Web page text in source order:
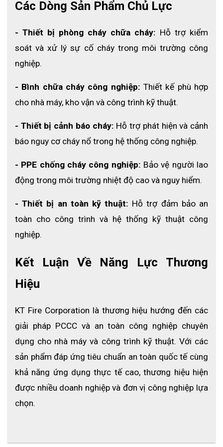
5
PVC:
7
Găng tay bảo hộ:
8
Túi đựng chất thải:
1 cuộn
Tem dán trên thùng chứa: 1 chiếc
Thùng chứa có bánh xe và nắp
1 chiếc
3. Ưu điểm nổi bật của bộ ứng cứu
tràn hóa chất CSK-120L
3.1 Xử lý nhanh sự cố tràn hóa chất
Các vật tư thấm hút chuyên dụng giúp thấm nhanh dầu,
ô nhiễm.
3.2 Trang bị đầy đủ dụng cụ bảo hộ
quần áo chống hóa chất, giúp bảo vệ người xử lý khỏi
tiếp xúc trực tiếp với chất nguy hại.
Các Dòng Sản Phẩm Chủ Lực
- Thiết bị phòng cháy chữa cháy: Hỗ trợ kiểm
soát và xử lý sự cố cháy trong môi trường công
nghiệp.
- Bình chữa cháy công nghiệp: Thiết kế phù hợp
cho nhà máy, kho vận và công trình kỹ thuật.
- Thiết bị cảnh báo cháy: Hỗ trợ phát hiện và cảnh
báo nguy cơ cháy nổ trong hệ thống công nghiệp.
- PPE chống cháy công nghiệp: Bảo vệ người lao
động trong môi trường nhiệt độ cao và nguy hiểm.
- Thiết bị an toàn kỹ thuật: Hỗ trợ đảm bảo an
toàn cho công trình và hệ thống kỹ thuật công
nghiệp.
Kết Luận Về Năng Lực Thương
Hiệu
KT Fire Corporation là thương hiệu hướng đến các
giải pháp PCCC và an toàn công nghiệp chuyên
dụng cho nhà máy và công trình kỹ thuật. Với các
sản phẩm đáp ứng tiêu chuẩn an toàn quốc tế cùng
khả năng ứng dụng thực tế cao, thương hiệu hiện
được nhiều doanh nghiệp và đơn vị công nghiệp lựa
chọn.